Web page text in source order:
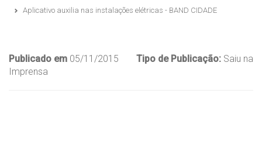
Aplicativo auxilia nas instalações elétricas - BAND CIDADE
Publicado em 05/11/2015 Tipo de Publicação: Saiu na
Imprensa